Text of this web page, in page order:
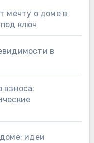
мечту о доме в
ключ
в
взноса:
идеи